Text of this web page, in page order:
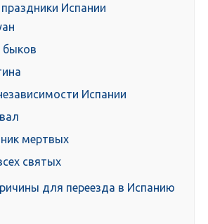
Испании
быков
Испании
мертвых
святых
для переезда в Испанию